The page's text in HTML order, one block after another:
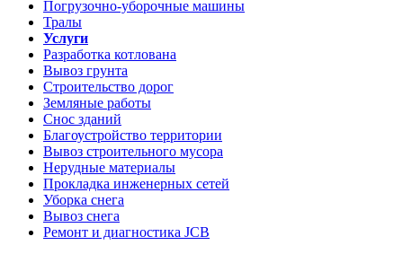
Погрузочно-уборочные машины
Тралы
Услуги
Разработка котлована
Вывоз грунта
Строительство дорог
Земляные работы
Снос зданий
Благоустройство территории
Вывоз строительного мусора
Нерудные материалы
Прокладка инженерных сетей
Уборка снега
Вывоз снега
Ремонт и диагностика JCB